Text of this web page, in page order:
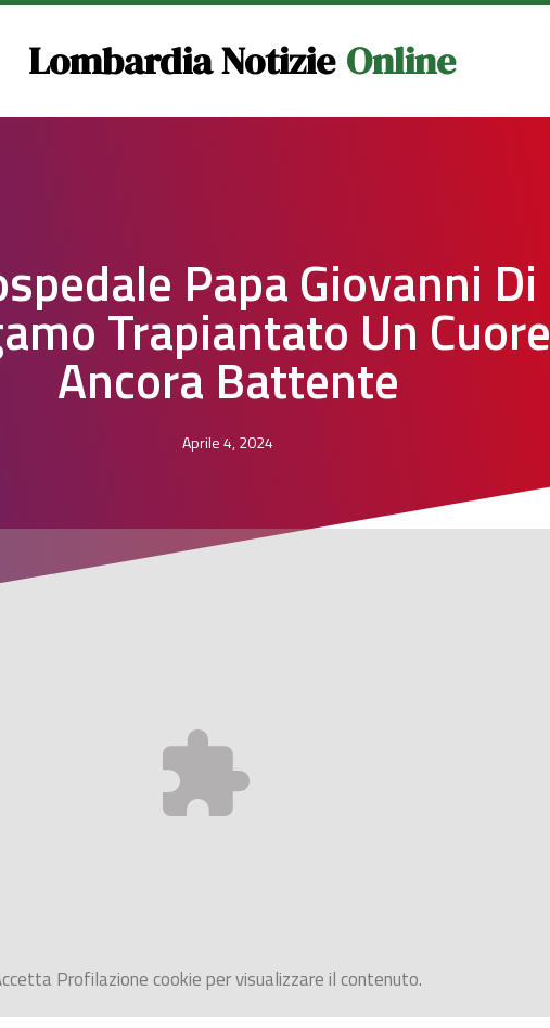
Lombardia Notizie Online
Papa Giovanni Di
Trapiantato Un Cuore
Ancora Battente
Aprile 4, 2024
Profilazionecookie per visualizzare il contenuto.